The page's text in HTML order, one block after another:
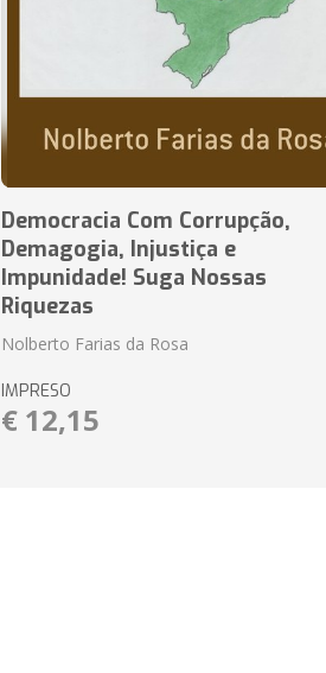
Democracia Com Corrupção,
Demagogia, Injustiça e
Impunidade! Suga Nossas
Riquezas
Nolberto Farias da Rosa
IMPRESO
€ 12,15